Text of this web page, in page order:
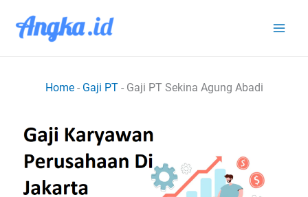
Home- Gaji PT- Gaji PT Sekina Agung Abadi